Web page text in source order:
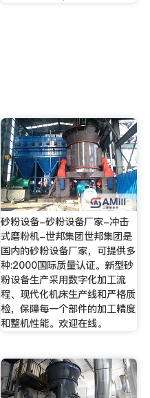
砂粉设备-砂粉设备厂家-冲击
式磨粉机-世邦集团世邦集团是
国内的砂粉设备厂家，可提供多
种:2000国际质量认证。新型砂
粉设备生产采用数字化加工流
程、现代化机床生产线和严格质
检，保障每一个部件的加工精度
和整机性能。欢迎在线。